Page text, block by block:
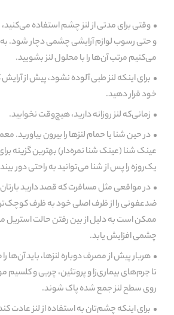
وقتی برای مدتی از لنز چشم استفاده
و حتی رسوب لوازم آرایشی چشمی دچار شود.
می‌کنیم مرتب آن‌ها را با محلول لنز بشویید.
برای اینکه لنز طبی آلوده نشود، پیش از
خود قرار دهید.
زمانی‌که لنز روزانه دارید، هیچ‌وقت نخوابید.
در حین شنا یا حمام لنزها را بیرون بیاورید.
عینک شنا (عینک شنا نمره‌دار) بهترین گزینه
یک‌روزه را پس از شنا می‌توانید به راحتی دور
در مواقعی مثل مسافرت که قصد دارید
ضدعفونی را از ظرف اصلی خود به ظرف کوچک‌تر
ممکن است به‌ دلیل از بین‌ رفتن حالت استریل
چشمی افزایش یابد.
هربار پیش از مصرف دوباره لنزها، باید آن‌ها
تا جرم‌های بیماری‌زا و پروتئین، چربی و
روی سطح لنز جمع شده پاک شوند.
برای اینکه چشم‌تان به استفاده از لنز عادت